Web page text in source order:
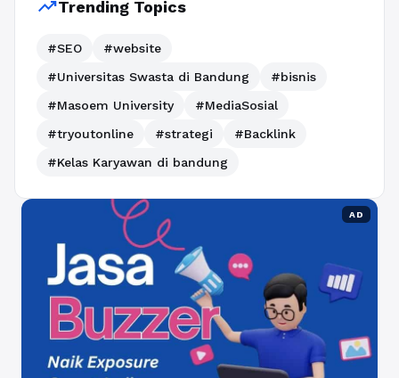
trending_upTrending Topics
#SEO
#website
#Universitas Swasta di Bandung
#bisnis
#Masoem University
#MediaSosial
#tryoutonline
#strategi
#Backlink
#Kelas Karyawan di bandung
AD